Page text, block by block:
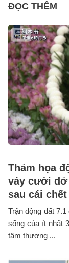
ĐỌC THÊM
Thảm họa
váy cưới dở
sau cái
Trận động đất
sống của ít nhất
tâm thương ...